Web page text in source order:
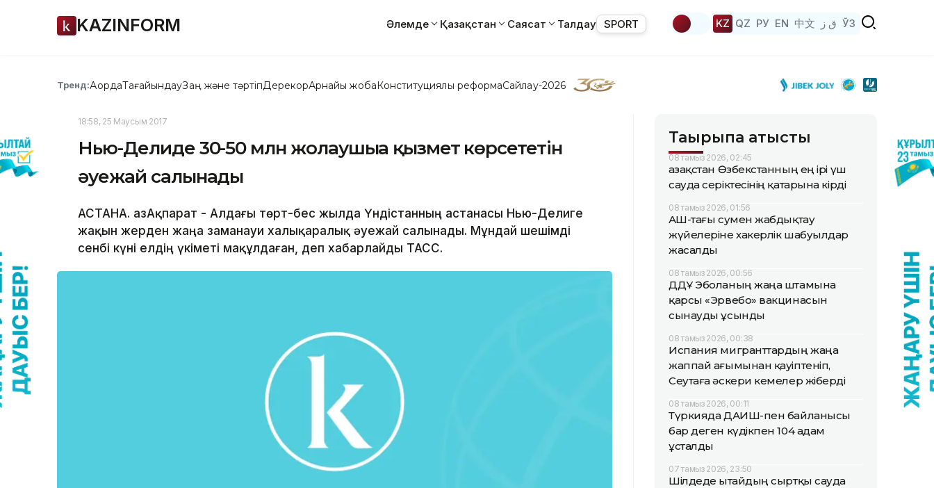
KAZINFORM Әлемде Қазақстан Саясат Талдау SPORT KZ QZ РУ EN 中文 ق ز ЎЗ
Тренд:АқордаТағайындауЗаң және тәртіпДерекқорАрнайы жобаКонституциялық реформаСайлау-2026
18:58, 25 Маусым 2017
Нью-Делиде 30-50 млн жолаушыға қызмет көрсететін
әуежай салынады
АСТАНА. ҚазАқпарат - Алдағы төрт-бес жылда Үндістанның астанасы Нью-Делиге
жақын жерден жаңа заманауи халықаралық әуежай салынады. Мұндай шешімді
сенбі күні елдің үкіметі мақұлдаған, деп хабарлайды ТАСС.
Тақырыпқа қатысты
08 тамыз 2026, 02:45
Қазақстан Өзбекстанның ең ірі үш
сауда серіктесінің қатарына кірді
08 тамыз 2026, 01:56
АҚШ-тағы сумен жабдықтау
жүйелеріне хакерлік шабуылдар
жасалды
08 тамыз 2026, 00:56
ДДҰ Эболаның жаңа штамына
қарсы «Эрвебо» вакцинасын
сынауды ұсынды
08 тамыз 2026, 00:38
Испания мигранттардың жаңа
жаппай ағымынан қауіптеніп,
Сеутаға әскери кемелер жіберді
08 тамыз 2026, 00:11
Түркияда ДАИШ-пен байланысы
бар деген күдікпен 104 адам
ұсталды
07 тамыз 2026, 23:50
Шілдеде Қытайдың сыртқы сауда